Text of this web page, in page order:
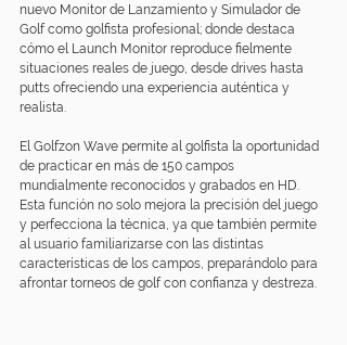
nuevo Monitor de Lanzamiento y Simulador de
Golf como golfista profesional; donde destaca
cómo el Launch Monitor reproduce fielmente
situaciones reales de juego, desde drives hasta
putts ofreciendo una experiencia auténtica y
realista.
El Golfzon Wave permite al golfista la oportunidad
de practicar en más de 150 campos
mundialmente reconocidos y grabados en HD.
Esta función no solo mejora la precisión del juego
y perfecciona la técnica, ya que también permite
al usuario familiarizarse con las distintas
características de los campos, preparándolo para
afrontar torneos de golf con confianza y destreza.